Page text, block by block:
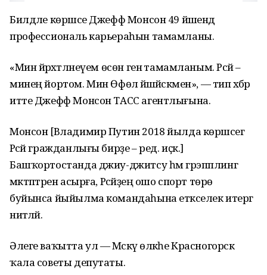
Билдәле көрәшсе Джефф Монсон 49 йәшендә
профессиональ карьераһын тамамланы.
«Мин йәрәхәтләнеүем өсөн генә тамамланым. Рәсәй –
минең йортом. Мин Өфөлә йәшәйәсәкмен», — тип хәбәр
итте Джефф Монсон ТАСС агентлығына.
Монсон [Владимир Путин 2018 йылда көрәшсегә
Рәсәй гражданлығы бирҙе – ред. иҫк.]
Башҡортостанда джиу-джитсу һәм грэпплинг
мәктәптәрен асырға, Рәсәйҙең ошо спорт төрө
буйынса йыйылма командаһына етәкселек итергә
ниәтләй.
Әлеге ваҡытта ул — Мәскәү өлкәһе Красногорск
ҡала советы депутаты.